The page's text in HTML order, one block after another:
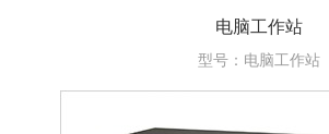
电脑工作站
型号：电脑工作站